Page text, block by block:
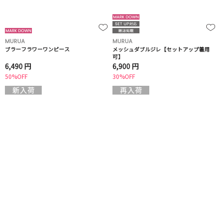
MURUA
ブラーフラワーワンピース
6,490 円
50%OFF
MURUA
メッシュダブルジレ【セットアップ着用
可】
6,900 円
30%OFF